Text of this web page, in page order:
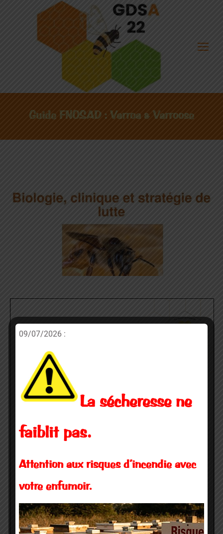
Guide FNOSAD : Varroa & Varroose
09/07/2026 :
La sécheresse ne
faiblit pas.
Attention aux risques d’incendie avec
votre enfumoir.